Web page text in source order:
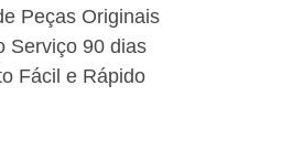
Peças Originais
Serviço 90 dias
Fácil e Rápido